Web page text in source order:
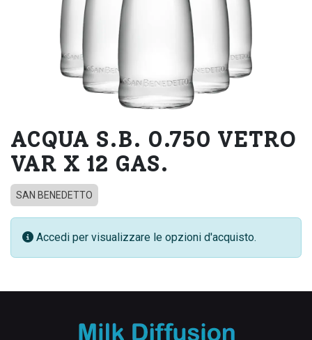
ACQUA S.B. 0.750 VETRO
VAR X 12 GAS.
SAN BENEDETTO
Accedi per visualizzare le opzioni d'acquisto.